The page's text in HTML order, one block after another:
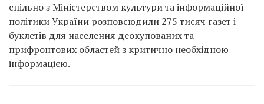
спільно з Міністерством культури та інформаційної
політики України розповсюдили 275 тисяч газет і
буклетів для населення деокупованих та
прифронтових областей з критично необхідною
інформацією.